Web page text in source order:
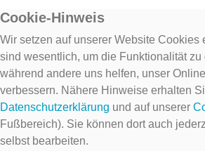
Cookie-Hinweis
Wir setzen auf unserer Website Cookies
sind wesentlich, um die Funktionalität zu
während andere uns helfen, unser
verbessern. Nähere Hinweise erhalten
Datenschutzerklärung und auf unserer
Fußbereich). Sie können dort auch
selbst bearbeiten.